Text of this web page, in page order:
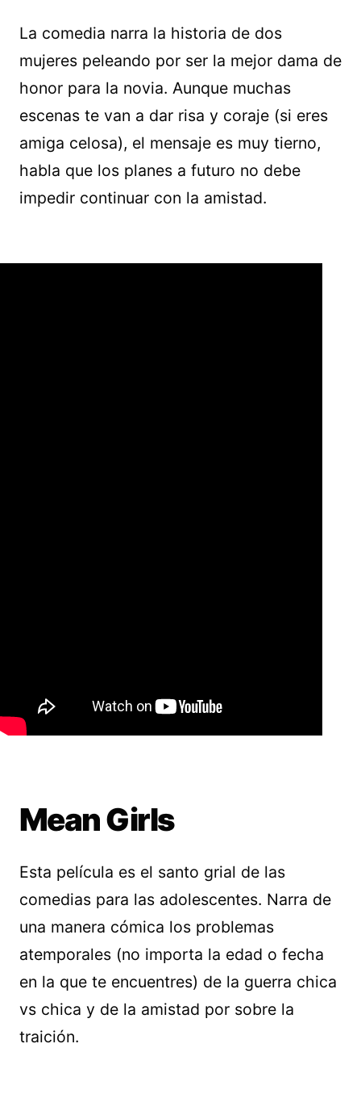
La comedia narra la historia de dos
mujeres peleando por ser la mejor dama de
honor para la novia. Aunque muchas
escenas te van a dar risa y coraje (si eres
amiga celosa), el mensaje es muy tierno,
habla que los planes a futuro no debe
impedir continuar con la amistad.
Mean Girls
Esta película es el santo grial de las
comedias para las adolescentes. Narra de
una manera cómica los problemas
atemporales (no importa la edad o fecha
en la que te encuentres) de la guerra chica
vs chica y de la amistad por sobre la
traición.